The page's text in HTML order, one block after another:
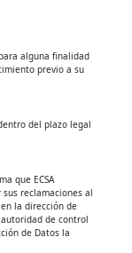
alguna finalidad
previo a su
del plazo legal
que ECSA
sus reclamaciones al
en la dirección de
de control
de Datos la